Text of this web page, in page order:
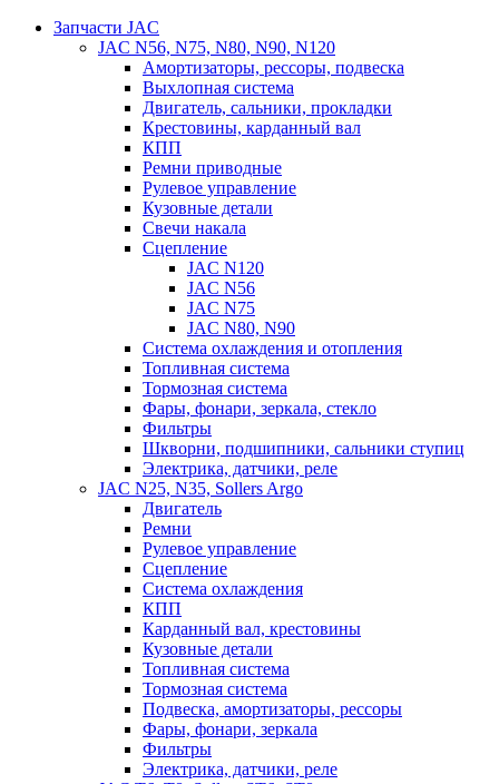
Запчасти JAC
JAC N56, N75, N80, N90, N120
Амортизаторы, рессоры, подвеска
Выхлопная система
Двигатель, сальники, прокладки
Крестовины, карданный вал
КПП
Ремни приводные
Рулевое управление
Кузовные детали
Свечи накала
Сцепление
JAC N120
JAC N56
JAC N75
JAC N80, N90
Система охлаждения и отопления
Топливная система
Тормозная система
Фары, фонари, зеркала, стекло
Фильтры
Шкворни, подшипники, сальники ступиц
Электрика, датчики, реле
JAC N25, N35, Sollers Argo
Двигатель
Ремни
Рулевое управление
Сцепление
Система охлаждения
КПП
Карданный вал, крестовины
Кузовные детали
Топливная система
Тормозная система
Подвеска, амортизаторы, рессоры
Фары, фонари, зеркала
Фильтры
Электрика, датчики, реле